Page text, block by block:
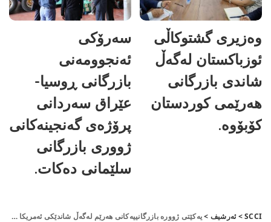
وەزیری گشتوکاڵی
ئوزباکستان لەگەڵ
شاندی بازرگانی
هەرێمی کوردستان
کۆبۆوە.
سەرۆکی
ئەنجوومەنی
بازرگانی ڕوسیا-
عێراق سەردانی
پرۆژەی گەنجینەکانی
ژووری بازرگانی
سلێمانی دەکات.
SCCI
>ئەرشیف >یەكێتی ژوورە بازرگانییەكانی هەرێم لەگەڵ شاندێكی ئەمریكا كۆبونەوە